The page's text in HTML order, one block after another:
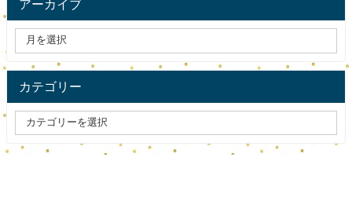
歌って踊るイメージですが、lyrical school（リリカルスク
ール）は、かっこいい感じですよ。
minanは、グループの活動のみならず、個人としてトーク
ライブなどにも多数出演し、地元のラジオ局FM GUNMAで
週1パーソナリティーにも就任しています。
また、長身でスタイルが良く、かっこいいところが特徴的
アーカイブ
カテゴリー